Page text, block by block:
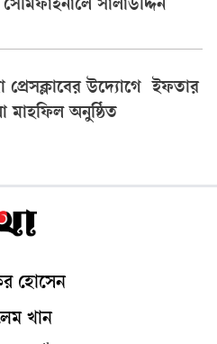
সালাউদ্দিন
প্রেসক্লাবের উদ্যোগে ইফতার
মাহফিল অনুষ্ঠিত
হোসেন
খান